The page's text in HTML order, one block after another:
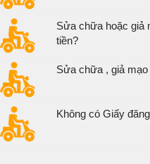
Sửa chữa hoặc giả
tiền?
Sửa chữa , giả
Không có Giấy